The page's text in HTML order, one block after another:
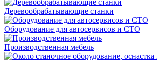
Деревообрабатывающие станки
Оборудование для автосервисов и СТО
Производственная мебель